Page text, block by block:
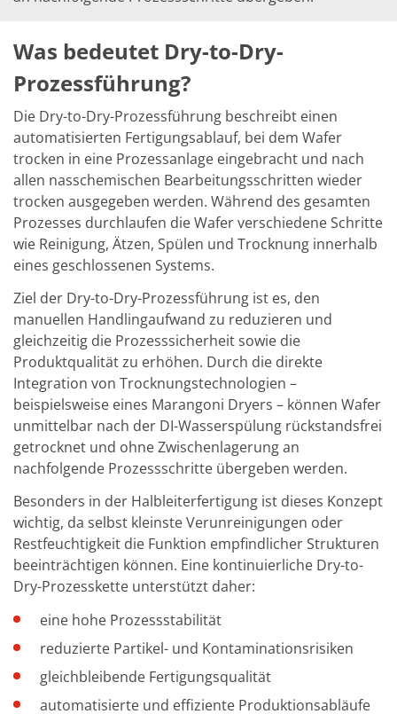
Was bedeutet Dry-to-Dry-
Prozessführung?
Die Dry-to-Dry-Prozessführung beschreibt einen
automatisierten Fertigungsablauf, bei dem Wafer
trocken in eine Prozessanlage eingebracht und nach
allen nasschemischen Bearbeitungsschritten wieder
trocken ausgegeben werden. Während des gesamten
Prozesses durchlaufen die Wafer verschiedene Schritte
wie Reinigung, Ätzen, Spülen und Trocknung innerhalb
eines geschlossenen Systems.
Ziel der Dry-to-Dry-Prozessführung ist es, den
manuellen Handlingaufwand zu reduzieren und
gleichzeitig die Prozesssicherheit sowie die
Produktqualität zu erhöhen. Durch die direkte
Integration von Trocknungstechnologien –
beispielsweise eines Marangoni Dryers – können Wafer
unmittelbar nach der DI-Wasserspülung rückstandsfrei
getrocknet und ohne Zwischenlagerung an
nachfolgende Prozessschritte übergeben werden.
Besonders in der Halbleiterfertigung ist dieses Konzept
wichtig, da selbst kleinste Verunreinigungen oder
Restfeuchtigkeit die Funktion empfindlicher Strukturen
beeinträchtigen können. Eine kontinuierliche Dry-to-
Dry-Prozesskette unterstützt daher:
eine hohe Prozessstabilität
reduzierte Partikel- und Kontaminationsrisiken
gleichbleibende Fertigungsqualität
automatisierte und effiziente Produktionsabläufe